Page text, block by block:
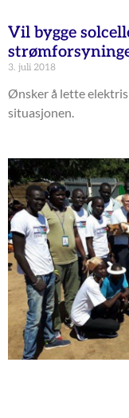
Vil bygge
3. juli 2018
Ønsker å lette
situasjonen.